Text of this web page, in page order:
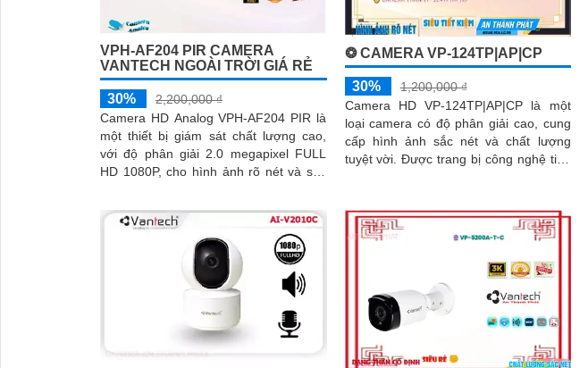
VPH-AF204 PIR CAMERA
VANTECH NGOÀI TRỜI GIÁ RẺ
30%
2,200,000 ₫
Camera HD Analog VPH-AF204 PIR là
một thiết bị giám sát chất lượng cao,
với độ phân giải 2.0 megapixel FULL
HD 1080P, cho hình ảnh rõ nét và sắc
❂ CAMERA VP-124TP|AP|CP
30%
1,200,000 ₫
Camera HD VP-124TP|AP|CP là một
loại camera có độ phân giải cao, cung
cấp hình ảnh sắc nét và chất lượng
tuyệt vời. Được trang bị công nghệ tiên